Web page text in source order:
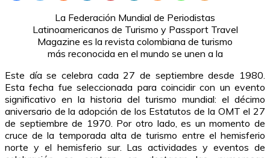
La Federación Mundial de Periodistas
Latinoamericanos de Turismo y Passport Travel
Magazine es la revista colombiana de turismo
más reconocida en el mundo se unen a la
Este día se celebra cada 27 de septiembre desde 1980.
Esta fecha fue seleccionada para coincidir con un evento
significativo en la historia del turismo mundial: el décimo
aniversario de la adopción de los Estatutos de la OMT el 27
de septiembre de 1970. Por otro lado, es un momento de
cruce de la temporada alta de turismo entre el hemisferio
norte y el hemisferio sur. Las actividades y eventos de